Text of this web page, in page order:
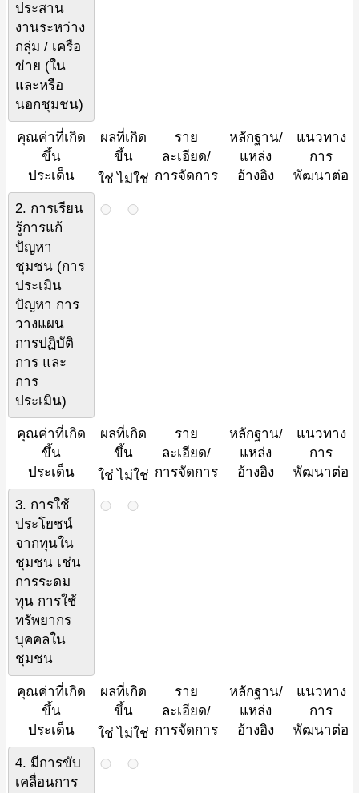
ประสาน
งานระหว่าง
กลุ่ม / เครือ
ข่าย (ใน
และหรือ
นอกชุมชน)
คุณค่าที่เกิด
ขึ้น
ประเด็น
ผลที่เกิด
ขึ้น
ราย
ละเอียด/
การจัดการ
หลักฐาน/
แหล่ง
อ้างอิง
แนวทาง
การ
พัฒนาต่อ
ใช่ ไม่ใช่
2. การเรียน
รู้การแก้
ปัญหา
ชุมชน (การ
ประเมิน
ปัญหา การ
วางแผน
การปฏิบัติ
การ และ
การ
ประเมิน)
คุณค่าที่เกิด
ขึ้น
ประเด็น
ผลที่เกิด
ขึ้น
ราย
ละเอียด/
การจัดการ
หลักฐาน/
แหล่ง
อ้างอิง
แนวทาง
การ
พัฒนาต่อ
ใช่ ไม่ใช่
3. การใช้
ประโยชน์
จากทุนใน
ชุมชน เช่น
การระดม
ทุน การใช้
ทรัพยากร
บุคคลใน
ชุมชน
คุณค่าที่เกิด
ขึ้น
ประเด็น
ผลที่เกิด
ขึ้น
ราย
ละเอียด/
การจัดการ
หลักฐาน/
แหล่ง
อ้างอิง
แนวทาง
การ
พัฒนาต่อ
ใช่ ไม่ใช่
4. มีการขับ
เคลื่อนการ